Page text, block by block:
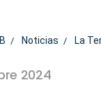
Noticias La
2024